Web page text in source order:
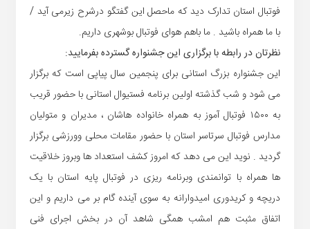
فوتبال استان تدارک دید که ماحصل این گفتگو درشرح زیرمی آید /
با ما همراه باشید . ما باهم هوای فوتبال بوشهری داریم.
نظرتان در رابطه با برگزاری این جشنواره گسترده بفرمایید:
این جشنواره بزرگ استانی برای پنجمین سال پیاپی است که برگزار
می شود و شب گذشته اولین برنامه فستیوال استانی با حضور قریب
به ۱۵۰۰ فوتبال آموز به همراه خانواده هاشان ، مدیران و متولیان
مدارس فوتبال سرتاسر استان با حضور مقامات محلی وورزشی برگزار
گردید . نوید این می دهد که امروز کشف استعداد ها وبروز خلاقیت
ها همراه با توانمندی وبرنامه ریزی در فوتبال پایه استان با یک
دریچه و کریدوری امیدوارانه به سوی آینده گام بر می داریم و این
اتفاق مثبت هم امشب همگی شاهد آن در بخش اجرای فنی